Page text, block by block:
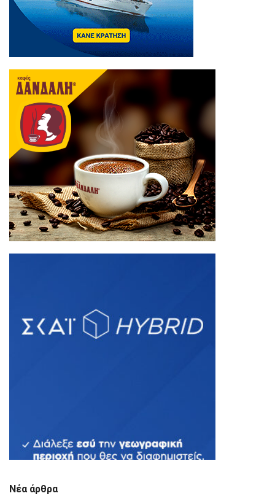
Νέα άρθρα